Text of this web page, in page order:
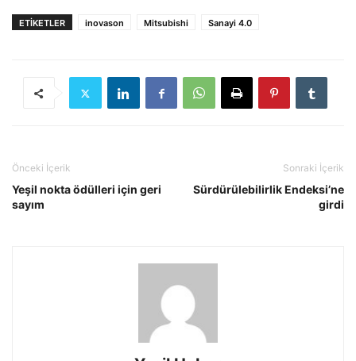
ETIKETLER inovason Mitsubishi Sanayi 4.0
Önceki İçerik
Yeşil nokta ödülleri için geri
sayım
Sonraki İçerik
Sürdürülebilirlik Endeksi’ne
girdi